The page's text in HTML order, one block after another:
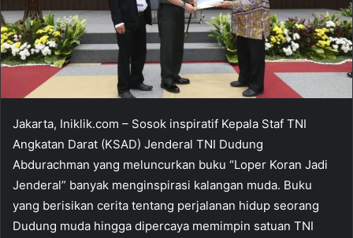
Jakarta, Iniklik.com – Sosok inspiratif Kepala Staf TNI
Angkatan Darat (KSAD) Jenderal TNI Dudung
Abdurachman yang meluncurkan buku “Loper Koran Jadi
Jenderal” banyak menginspirasi kalangan muda. Buku
yang berisikan cerita tentang perjalanan hidup seorang
Dudung muda hingga dipercaya memimpin satuan TNI